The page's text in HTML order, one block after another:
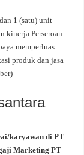
1 (satu) unit
kinerja Perseroan
memperluas
produk dan jasa
)
karyawan di PT
Marketing PT